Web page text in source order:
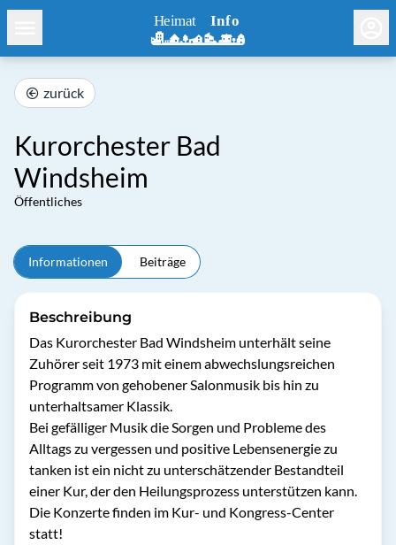
zurück
Kurorchester Bad
Windsheim
Öffentliches
Informationen Beiträge
Beschreibung
Das Kurorchester Bad Windsheim unterhält seine
Zuhörer seit 1973 mit einem abwechslungsreichen
Programm von gehobener Salonmusik bis hin zu
unterhaltsamer Klassik.
Bei gefälliger Musik die Sorgen und Probleme des
Alltags zu vergessen und positive Lebensenergie zu
tanken ist ein nicht zu unterschätzender Bestandteil
einer Kur, der den Heilungsprozess unterstützen kann.
Die Konzerte finden im Kur- und Kongress-Center